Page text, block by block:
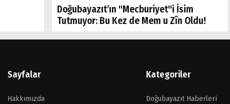
Doğubayazıt’ın "Mecburiyet"i İsim
Tutmuyor: Bu Kez de Mem u Zîn Oldu!
Sayfalar
Hakkımızda
Kategoriler
Doğubayazıt Haberleri